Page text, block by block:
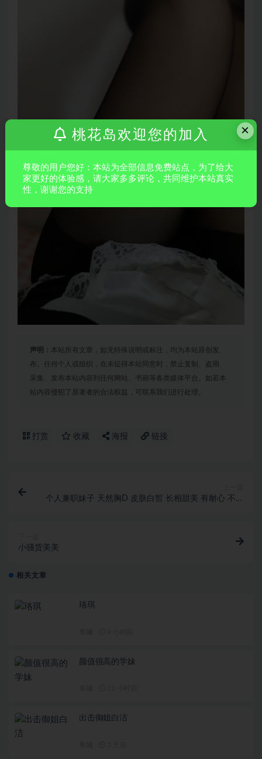
声明： 本站所有文章，如无特殊说明或标注，均为本站原创发
布。任何个人或组织，在未征得本站同意时，禁止复制、盗用、
采集、发布本站内容到任何网站、书籍等各类媒体平台。如若本
站内容侵犯了原著者的合法权益，可联系我们进行处理。
打赏 收藏 海报 链接
个人兼职妹子 天然胸D 皮肤白皙 长相甜美 有耐心 不机
小骚货美美
相关文章
珞琪
颜值很⾼的学妹
出击御姐白洁
×
桃花岛欢迎您的加入
尊敬的用户您好：本站为全部信息免费站点，为了给大
家更好的体验感，请大家多多评论，共同维护本站真实
性，谢谢您的支持